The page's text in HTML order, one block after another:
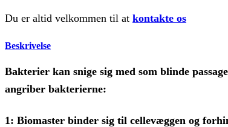
Du er altid velkommen til at kontakte os
Beskrivelse
Bakterier kan snige sig med som blinde
angriber bakterierne:
1: Biomaster binder sig til cellevæggen og